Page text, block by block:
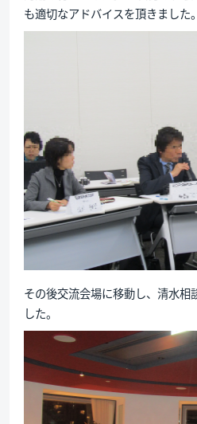
も適切なアドバイスを頂きました。
その後交流会場に移動し、清水相
した。